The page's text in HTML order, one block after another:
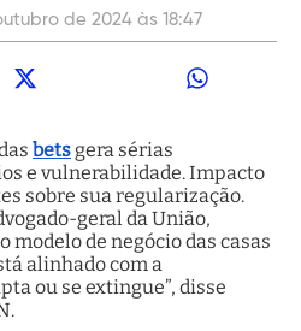
de 2024 às 18:47
betsgera sérias
e vulnerabilidade. Impacto
sobre sua regularização.
geral da União,
modelo de negócio das casas
alinhado com a
ou se extingue”, disse